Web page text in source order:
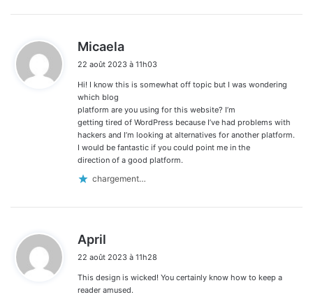
Micaela
t
22 août 2023 à 11h03
Hi! I know this is somewhat off topic but I was wondering
which blog
platform are you using for this website? I’m
getting tired of WordPress because I’ve had problems with
hackers and I’m looking at alternatives for another platform.
I would be fantastic if you could point me in the
direction of a good platform.
chargement…
April
t
:
22 août 2023 à 11h28
This design is wicked! You certainly know how to keep a
reader amused.